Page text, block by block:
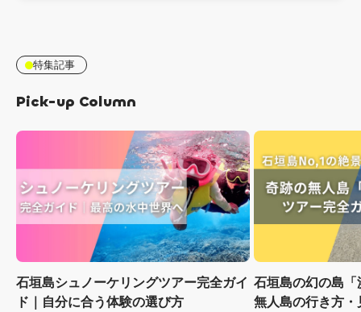
特集記事
Pick-up Column
石垣島シュノーケリングツアー完全ガイ
ド｜自分に合う体験の選び方
石垣島の幻の島
無人島の行き方